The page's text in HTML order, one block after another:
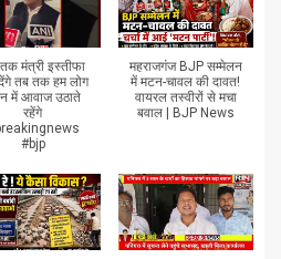
मंत्री इस्तीफा
तब तक हम लोग
में आवाज उठाते
रहेंगे
#bjp
महराजगंज BJP सम्मेलन
में मटन-चावल की दावत!
वायरल तस्वीरों से मचा
बवाल | BJP News